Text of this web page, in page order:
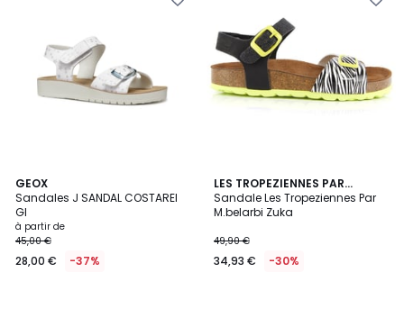
GEOX
Sandales J SANDAL COSTAREI
GI
à partir de
45,00 €
28,00 € -37%
LES TROPEZIENNES PAR
M.BELARBI
Sandale Les Tropeziennes Par
M.belarbi Zuka
49,90 €
34,93 € -30%